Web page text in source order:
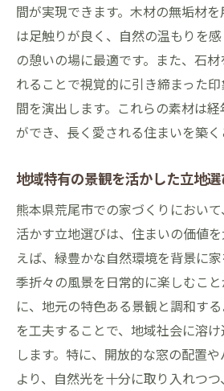
間が実現できます。木材の無垢材
は足触りが良く、自然の温もりを
の憩いの場に最適です。また、石
れることで視覚的に引き締まった
間を演出します。これらの素材は
ができ、長く愛される住まいを築く
地域特有の景観を活かした立地
熊本県荒尾市での家づくりにおい
活かす立地選びは、住まいの価値
えば、緑豊かな自然環境を背景に
季折々の風景を日常的に楽しむこ
に、地元の特色ある景観と調和す
を工夫することで、地域社会に溶
します。特に、開放的な窓の配置
より、自然光を十分に取り入れつ